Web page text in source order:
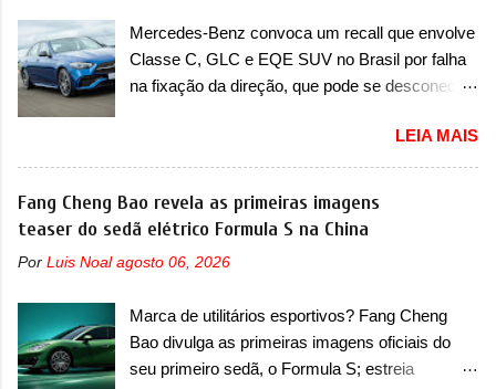
potencializando a ocorrência de dano físico
grave ou até mesmo fatal ao condutor do
veículo” . O serviço...
esportivo será apresentado no terceiro trimestre
de 2026, ou seja, acontecerá entre os meses de
julho e setembro (e já estamos em agosto), ou
o dia 30 de setembro. A marca confirmou que
vai apresentar um "protótipo de pré-produção,
de altíssimo desempenho, exclusivo para
pistas" , que vai antecipar as futuras versões de
rua do esportivo. Ao mesmo tempo, a Jensen
“protótipo aprimorado” que estabelece as bases
para "div...
Mercedes-Benz convoca um recall que envolve
Classe C, GLC e EQE SUV no Brasil por falha
na fixação da direção, que pode se desconectar
em outubro de 2025 um recall que envolve o trio
de modelos formado pelo Classe C, GLC e
EQE SUV. De acordo com informações, o
chamado envolve unidades com ano/modelo
modelo. A falha está na fixação da direção, que
No caso do Classe C, envolve a versão 200,
com ano/modelo 2024 e produzida em fevereiro
de 2024, e a versão 300, com ano/modelo 2024
LEIA MAIS
Fang Cheng Bao revela as primeiras imagens
teaser do sedã elétrico Formula S na China
Por Luis Noal agosto 06, 2026
Marca de utilitários esportivos? Fang Cheng
Bao divulga as primeiras imagens oficiais do
seu primeiro sedã, o Formula S; estreia